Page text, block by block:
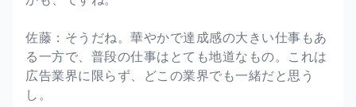
佐藤：そうだね。華やかで達成感の大きい仕事もあ
る一方で、普段の仕事はとても地道なもの。これは
広告業界に限らず、どこの業界でも一緒だと思う
し。